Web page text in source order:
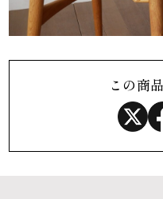
この商